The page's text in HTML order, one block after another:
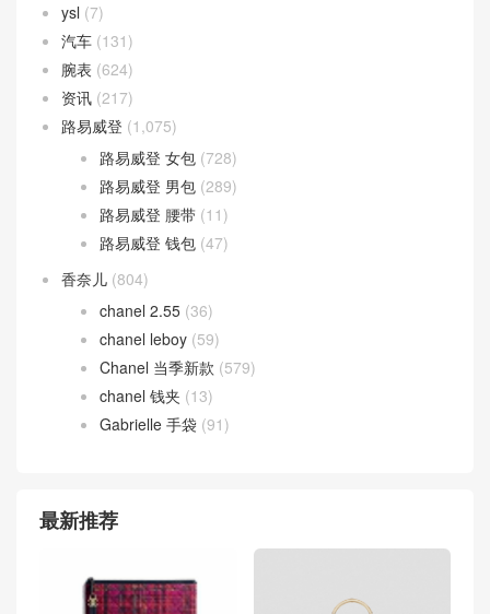
ysl (7)
汽车 (131)
腕表 (624)
资讯 (217)
路易威登 (1,075)
路易威登 女包 (728)
路易威登 男包 (289)
路易威登 腰带 (11)
路易威登 钱包 (47)
香奈儿 (804)
chanel 2.55 (36)
chanel leboy (59)
Chanel 当季新款 (579)
chanel 钱夹 (13)
Gabrielle 手袋 (91)
最新推荐